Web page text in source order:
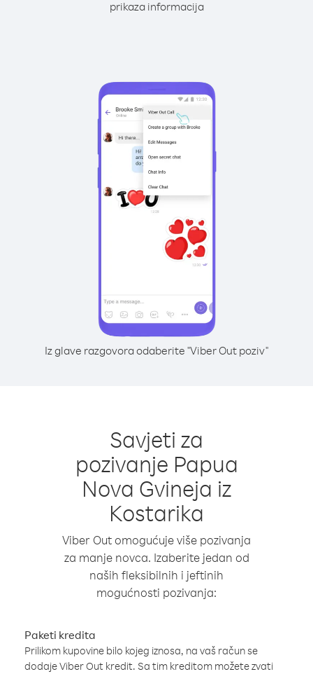
prikaza informacija
Iz glave razgovora odaberite "Viber Out poziv"
Savjeti za
pozivanje Papua
Nova Gvineja iz
Kostarika
Viber Out omogućuje više pozivanja
za manje novca. Izaberite jedan od
naših fleksibilnih i jeftinih
mogućnosti pozivanja:
Paketi kredita
Prilikom kupovine bilo kojeg iznosa, na vaš račun se
dodaje Viber Out kredit. Sa tim kreditom možete zvati